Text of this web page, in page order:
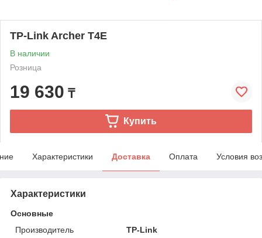
TP-Link Archer T4E
В наличии
Розница
19 630 ₸
Купить
Характеристики Доставка Оплата Условия
Характеристики
Основные
Производитель
TP-Link